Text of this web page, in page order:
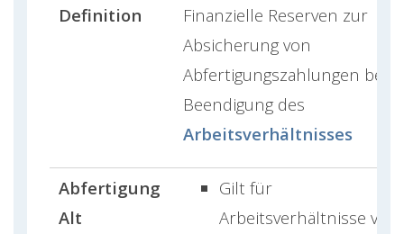
Definition
Finanzielle Reserven zur
Absicherung von
Abfertigungszahlungen bei
Beendigung des
Arbeitsverhältnisses
Abfertigung
Alt
Gilt für
Arbeitsverhältnisse vor